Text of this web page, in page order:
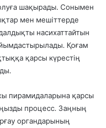
шақырады. Сонымен
мен мешіттерде
насихаттайтын
Қоғам
қарсы күрестің
пирамидаларына қарсы
процесс. Заңның
органдарының